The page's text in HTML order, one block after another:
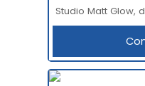
Studio Matt Glow,